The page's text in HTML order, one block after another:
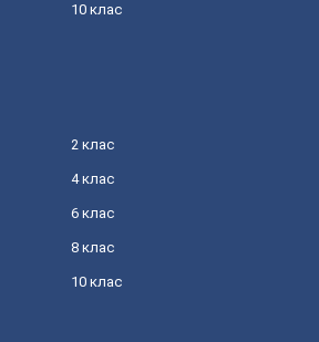
10 клас
2 клас
4 клас
6 клас
8 клас
10 клас